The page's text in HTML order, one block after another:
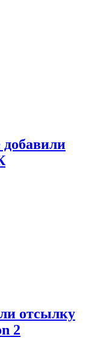
отсылку
2